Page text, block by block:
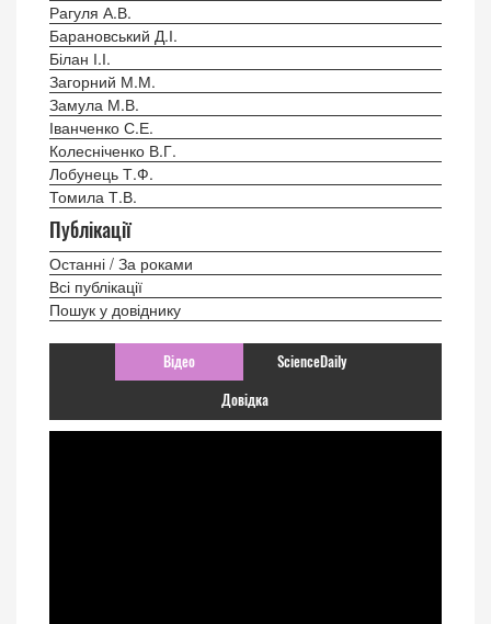
Рагуля А.В.
Барановський Д.І.
Білан І.І.
Загорний М.М.
Замула М.В.
Іванченко С.Е.
Колесніченко В.Г.
Лобунець Т.Ф.
Томила Т.В.
Публікації
Останні / За роками
Всі публікації
Пошук у довіднику
Відео ScienceDaily
Довідка